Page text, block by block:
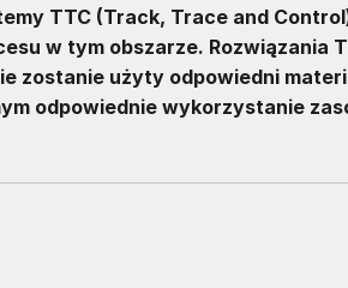
TTC (Track, Trace and
w tym obszarze. Rozwiązania
zostanie użyty odpowiedni
odpowiednie wykorzystanie